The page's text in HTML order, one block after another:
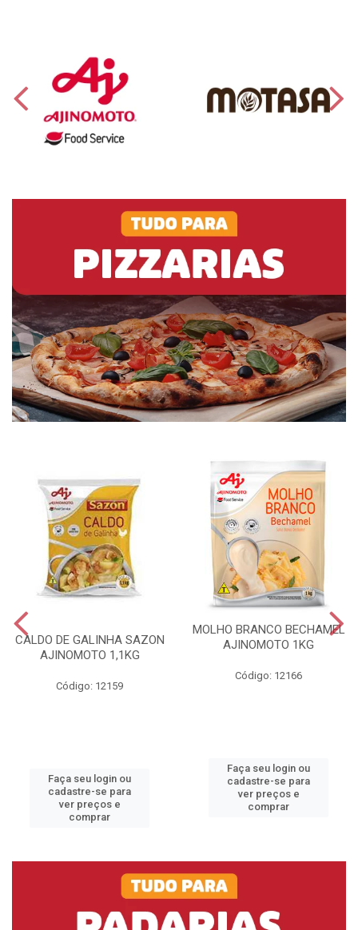
CALDO DE GALINHA SAZON
AJINOMOTO 1,1KG
Código: 12159
Faça seu login ou
cadastre-se para
ver preços e
comprar
MOLHO BRANCO BECHAMEL
AJINOMOTO 1KG
Código: 12166
Faça seu login ou
cadastre-se para
ver preços e
comprar